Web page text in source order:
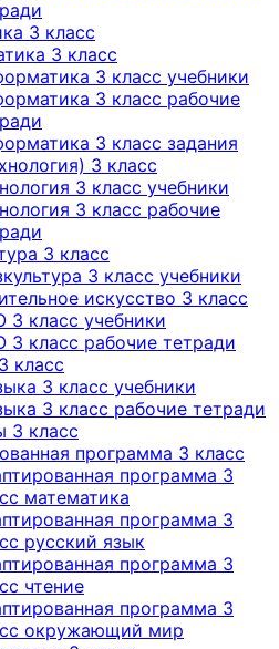
3 класс
3 класс
3 класс учебники
3 класс рабочие
3 класс задания
3 класс
3 класс учебники
3 класс рабочие
3 класс
3 класс учебники
искусство 3 класс
3 класс учебники
3 класс рабочие тетради
класс
3 класс учебники
3 класс рабочие тетради
3 класс
программа 3 класс
программа 3
математика
программа 3
русский язык
программа 3
чтение
программа 3
окружающий мир